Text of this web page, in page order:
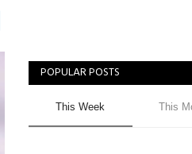
POPULAR POSTS
This Week This